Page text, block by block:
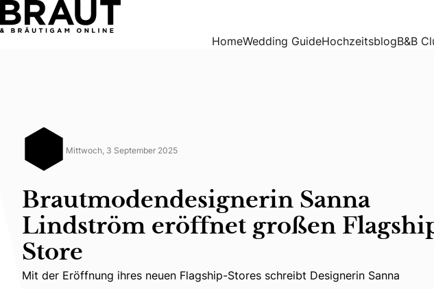
Brautmodendesignerin Sanna Lindström eröffnet großen Flagship-Store
HomeWedding GuideHochzeitsblogB&B
Mittwoch, 3 September 2025
Brautmodendesignerin Sanna
Lindström eröffnet großen
Store
Mit der Eröffnung ihres neuen Flagship-Stores schreibt Designerin Sanna
Mit der Eröffnung ihres neuen Flagship-Stores schreibt Designerin Sanna